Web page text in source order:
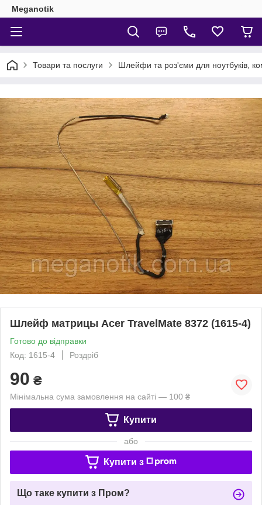
Meganotik
Товари та послуги Шлейфи та роз'єми для ноутбуків,
Шлейф матрицы Acer TravelMate 8372 (1615-4)
Готово до відправки
Код: 1615-4
Роздріб
90 ₴
Мінімальна сума замовлення на сайті — 100 ₴
Купити
або
Купити з
Що таке купити з Пром?